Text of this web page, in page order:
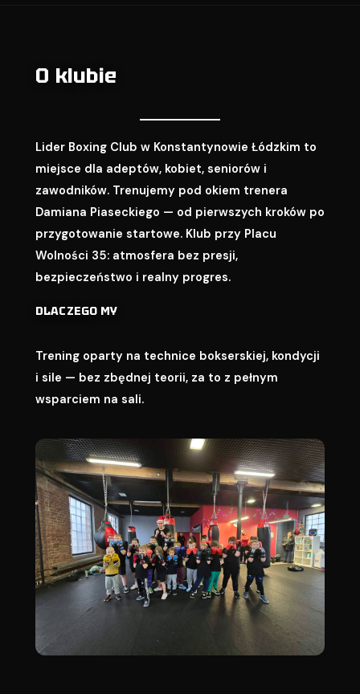
O klubie
Lider Boxing Club w Konstantynowie Łódzkim to
miejsce dla adeptów, kobiet, seniorów i
zawodników. Trenujemy pod okiem trenera
Damiana Piaseckiego — od pierwszych kroków po
przygotowanie startowe. Klub przy Placu
Wolności 35: atmosfera bez presji,
bezpieczeństwo i realny progres.
DLACZEGO MY
Trening oparty na technice bokserskiej, kondycji
i sile — bez zbędnej teorii, za to z pełnym
wsparciem na sali.